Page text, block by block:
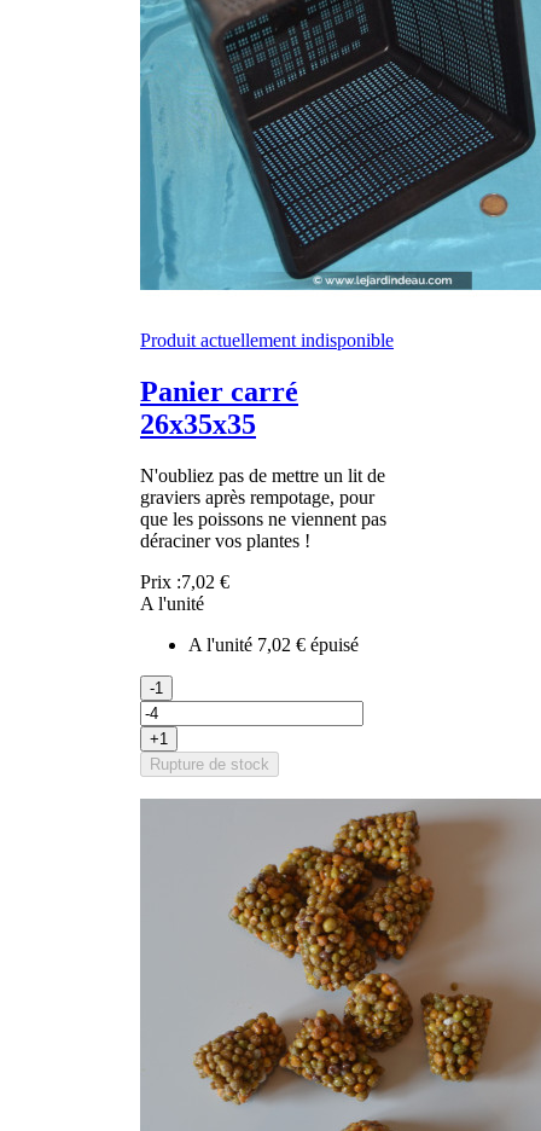
Produit actuellement indisponible
Panier carré
26x35x35
N'oubliez pas de mettre un lit de
graviers après rempotage, pour
que les poissons ne viennent pas
déraciner vos plantes !
Prix :7,02 €
A l'unité
A l'unité 7,02 € épuisé
-1
+1
Rupture de stock